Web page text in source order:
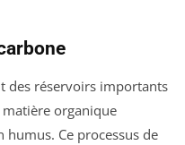
des réservoirs importants
organique
Ce processus de